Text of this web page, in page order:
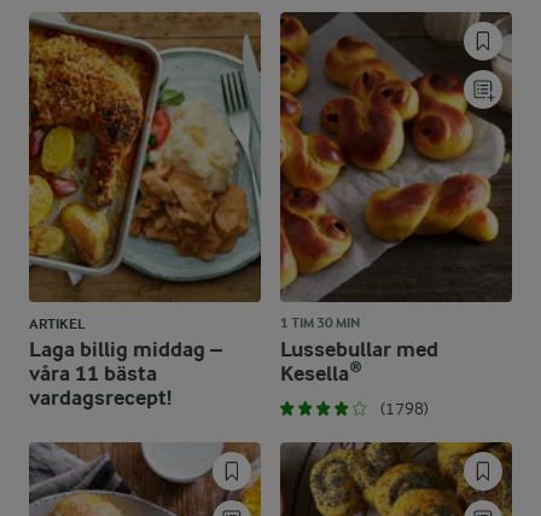
ARTIKEL
Laga billig middag –
våra 11 bästa
vardagsrecept!
1 TIM 30 MIN
Lussebullar med
Kesella®
(1798)